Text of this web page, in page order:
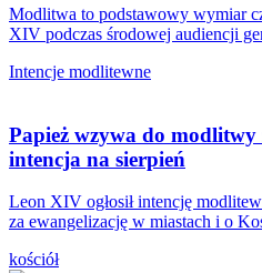
Modlitwa to podstawowy wymiar
XIV podczas środowej audiencji
Intencje modlitewne
Papież wzywa do
intencja na sierpień
Leon XIV ogłosił intencję
za ewangelizację w miastach i o
kościół